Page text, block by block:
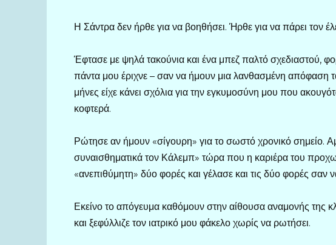
Η Σάντρα δεν ήρθε για να βοηθήσει. Ήρθε για να πάρει τον
Έφτασε με ψηλά τακούνια και ένα μπεζ παλτό σχεδιαστού,
πάντα μου έριχνε – σαν να ήμουν μια λανθασμένη απόφαση
μήνες είχε κάνει σχόλια για την εγκυμοσύνη μου που
κοφτερά.
Ρώτησε αν ήμουν «σίγουρη» για το σωστό χρονικό σημείο.
συναισθηματικά τον Κάλεμπ» τώρα που η καριέρα του
«ανεπιθύμητη» δύο φορές και γέλασε και τις δύο φορές σαν
Εκείνο το απόγευμα καθόμουν στην αίθουσα αναμονής της
και ξεφύλλιζε τον ιατρικό μου φάκελο χωρίς να ρωτήσει.